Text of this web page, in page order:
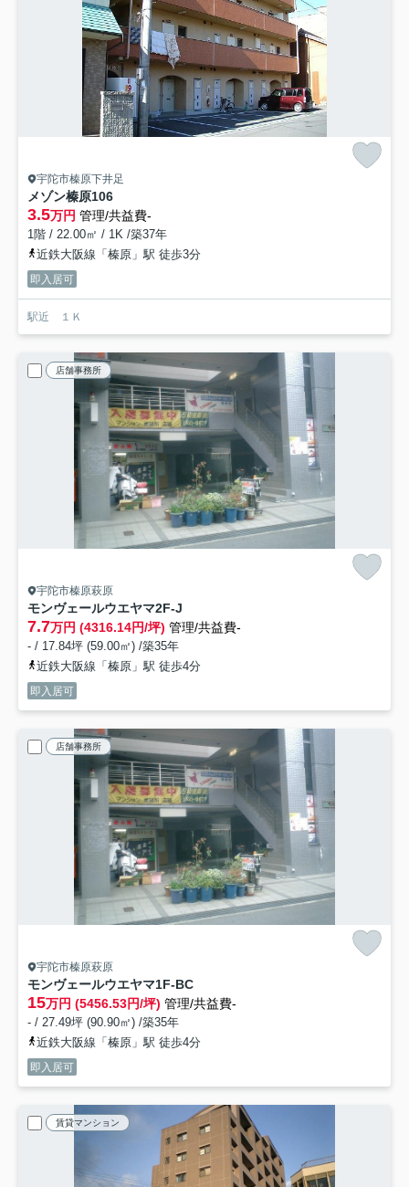
宇陀市榛原下井足
メゾン榛原106
3.5万円 管理/共益費-
1階 / 22.00㎡ / 1K /築37年
近鉄大阪線「榛原」駅 徒歩3分
即入居可
駅近 １Ｋ
店舗事務所
宇陀市榛原萩原
モンヴェールウエヤマ2F-J
7.7万円 (4316.14円/坪) 管理/共益費-
- / 17.84坪 (59.00㎡) /築35年
近鉄大阪線「榛原」駅 徒歩4分
即入居可
店舗事務所
宇陀市榛原萩原
モンヴェールウエヤマ1F-BC
15万円 (5456.53円/坪) 管理/共益費-
- / 27.49坪 (90.90㎡) /築35年
近鉄大阪線「榛原」駅 徒歩4分
即入居可
賃貸マンション